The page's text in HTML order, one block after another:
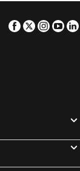
Facebook
Twitter